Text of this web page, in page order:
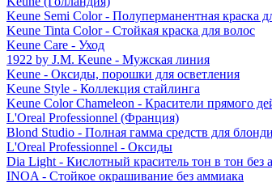
Keune Semi Color - Полуперманентная краска
Keune Tinta Color - Стойкая краска для волос
Keune Care - Уход
1922 by J.M. Keune - Мужская линия
Keune - Оксиды, порошки для осветления
Keune Style - Коллекция стайлинга
Keune Color Chameleon - Красители прямого
L'Oreal Professionnel (Франция)
Blond Studio - Полная гамма средств для
L'Oreal Professionnel - Оксиды
Dia Light - Кислотный краситель тон в тон без
INOA - Стойкое окрашивание без аммиака